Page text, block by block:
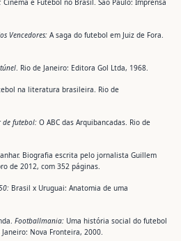
Cinema e Futebol no Brasil. São Paulo: Imprensa
Vencedores: A saga do futebol em Juiz de Fora.
. Rio de Janeiro: Editora Gol Ltda, 1968.
na literatura brasileira. Rio de
futebol: O ABC das Arquibancadas. Rio de
Biografia escrita pelo jornalista Guillem
de 2012, com 352 páginas.
Brasil x Uruguai: Anatomia de uma
Footballmania: Uma história social do futebol
Nova Fronteira, 2000.